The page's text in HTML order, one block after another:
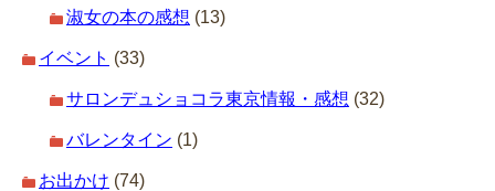
淑女の本の感想 (13)
イベント (33)
サロンデュショコラ東京情報・感想 (32)
バレンタイン (1)
お出かけ (74)